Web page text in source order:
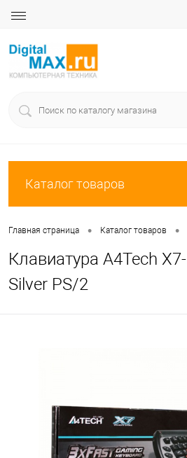
Каталог товаров
Главная страница • Каталог товаров •
Клавиатура A4Tech
Silver PS/2